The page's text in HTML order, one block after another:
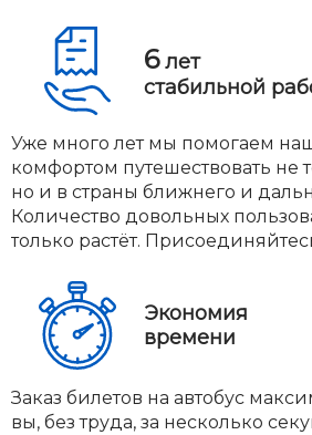
6лет
стабильной
Уже много лет мы помогаем
комфортом путешествовать не
но и в страны ближнего и
Количество довольных
только растёт.
Экономия
времени
Заказ билетов на автобус
вы, без труда, за несколько